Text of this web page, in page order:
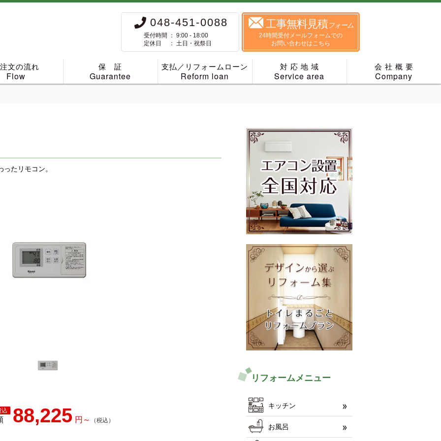
048-451-0088
受付時間 ： 9:00 - 18:00
定休日 ： 土日・祝祭日
工事無料見積フォーム
24時間受付メールフォームでの
お問い合わせはこちら
文の流れ
Flow
保 証
Guarantee
支払／リフォームローン
Reform loan
対 応 地 域
Service area
会 社 概 要
Company
たリモコン。
88,225
リフォームメニュー
キッチン
お風呂